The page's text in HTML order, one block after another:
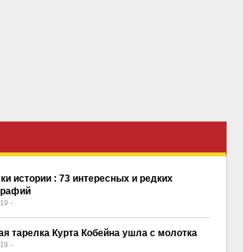
истории : 73 интересных и редких
-
тарелка Курта Кобейна ушла с молотка
-